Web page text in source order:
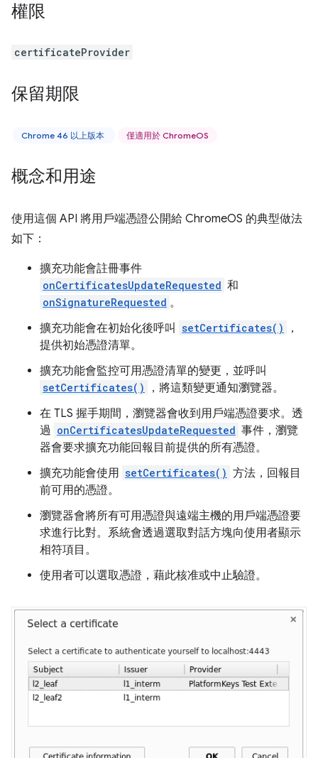
權限
certificateProvider
保留期限
Chrome 46 以上版本 僅適用於 ChromeOS
概念和用途
使用這個 API 將用戶端憑證公開給 ChromeOS 的典型做法
如下：
擴充功能會註冊事件
onCertificatesUpdateRequested 和
onSignatureRequested 。
擴充功能會在初始化後呼叫 setCertificates()
，
提供初始憑證清單。
擴充功能會監控可用憑證清單的變更，並呼叫
setCertificates()
，將這類變更通知瀏覽器。
在 TLS 握手期間，瀏覽器會收到用戶端憑證要求。透
過 onCertificatesUpdateRequested 事件，瀏覽
器會要求擴充功能回報目前提供的所有憑證。
擴充功能會使用 setCertificates() 方法，回報目
前可用的憑證。
瀏覽器會將所有可用憑證與遠端主機的用戶端憑證要
求進行比對。系統會透過選取對話方塊向使用者顯示
相符項目。
使用者可以選取憑證，藉此核准或中止驗證。